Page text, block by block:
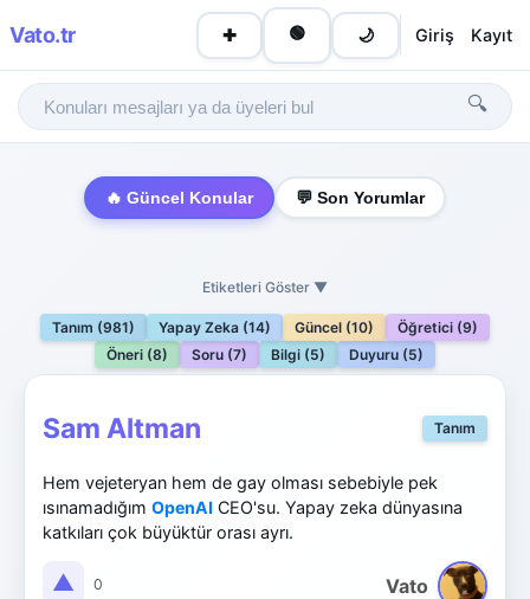
Vato.tr ✚ 🟢 🌙 Giriş Kayıt
🔍
🔥 Güncel Konular 💬 Son Yorumlar
Etiketleri Göster ▼
Tanım (981) Yapay Zeka (14) Güncel (10)
Öğretici (9)
Öneri (8)
Soru (7) Bilgi (5) Duyuru (5)
Sam Altman Tanım
Hem vejeteryan hem de gay olması sebebiyle pek
ısınamadığım OpenAI CEO'su. Yapay zeka dünyasına
katkıları çok büyüktür orası ayrı.
Vato
▲ 0